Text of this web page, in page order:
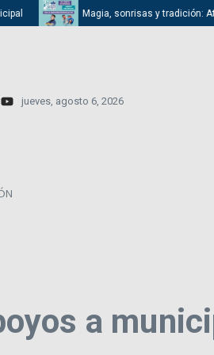
Magia, sonrisas y tradición:
jueves, agosto 6, 2026
a